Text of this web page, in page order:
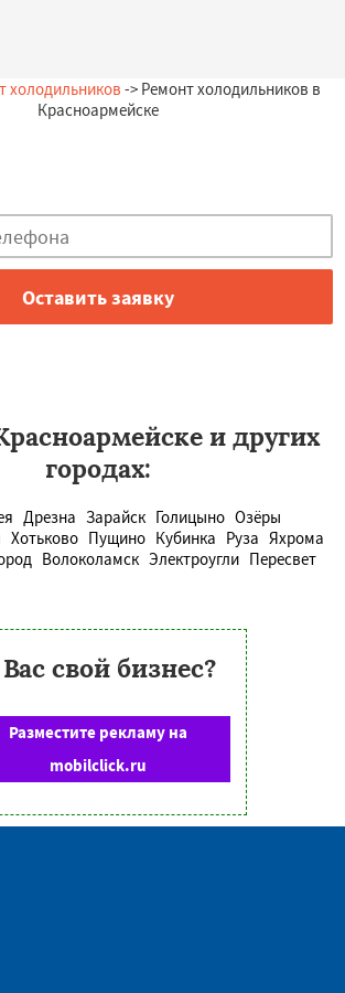
холодильников -> Ремонт холодильников в
Красноармейске
и других
городах:
Дрезна Зарайск Голицыно Озёры
Хотьково Пущино Кубинка Руза Яхрома
Волоколамск Электроугли Пересвет
свой бизнес?
Разместите рекламу на
mobilclick.ru